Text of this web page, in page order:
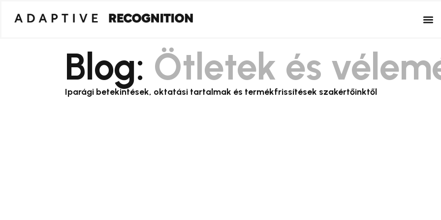
Blog: Ötletek és
Iparági betekintések, oktatási tartalmak és termékfrissítések szakértőinktől